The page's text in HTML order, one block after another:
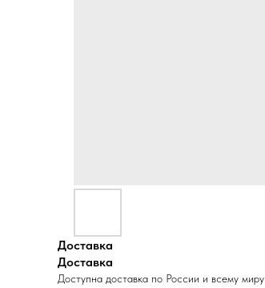
Доставка
Доставка
Доступна доставка по России и всему миру